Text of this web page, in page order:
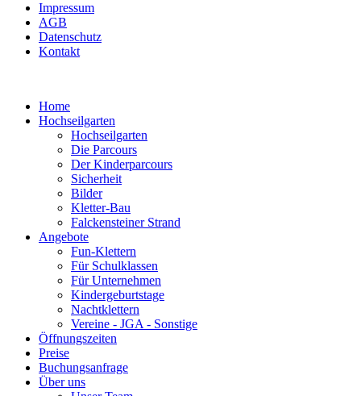
Impressum
AGB
Datenschutz
Kontakt
Home
Hochseilgarten
Hochseilgarten
Die Parcours
Der Kinderparcours
Sicherheit
Bilder
Kletter-Bau
Falckensteiner Strand
Angebote
Fun-Klettern
Für Schulklassen
Für Unternehmen
Kindergeburtstage
Nachtklettern
Vereine - JGA - Sonstige
Öffnungszeiten
Preise
Buchungsanfrage
Über uns